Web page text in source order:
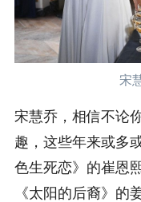
宋
宋慧乔，相信不论
趣，这些年来或多
色生死恋》的崔恩
《太阳的后裔》的